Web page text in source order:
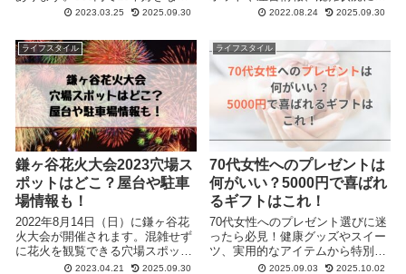
ューリップを掘り取って持ち帰る
トが35回記念ということで掘り取
りのお得な情報もお伝えしますね
♪
2023.03.25 2025.09.30
いてまとめたのでお伝えします。
2022.08.24 2025.09.30
ライフスタイル
鎌ヶ谷花火大会2023穴場ス
ポットはどこ？屋台や駐車
場情報も！
2022年8月14日（日）に鎌ヶ谷花
火大会が開催されます。混雑せず
に花火を観覧できる穴場スポット
や、今年の鎌ヶ谷花火大会では屋
2023.04.21 2025.09.30
ライフスタイル
70代女性へのプレゼントは
何がいい？5000円で喜ばれ
るギフトはこれ！
70代女性へのプレゼント選びに迷
ったら必見！健康グッズやスイー
ツ、実用的なアイテムから特別感
のある小物まで、予算5,000円で
2025.09.03 2025.10.02